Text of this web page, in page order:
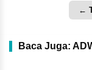
←
Baca Juga: